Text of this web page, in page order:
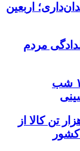
شب میدان‌داری؛ اربعین
مردم
خراسان جنوبی در شب اربعین؛ ۱۵۶ شب
جایی بیش از ۲ میلیون و ۴۰۴ هزار تن کالا از